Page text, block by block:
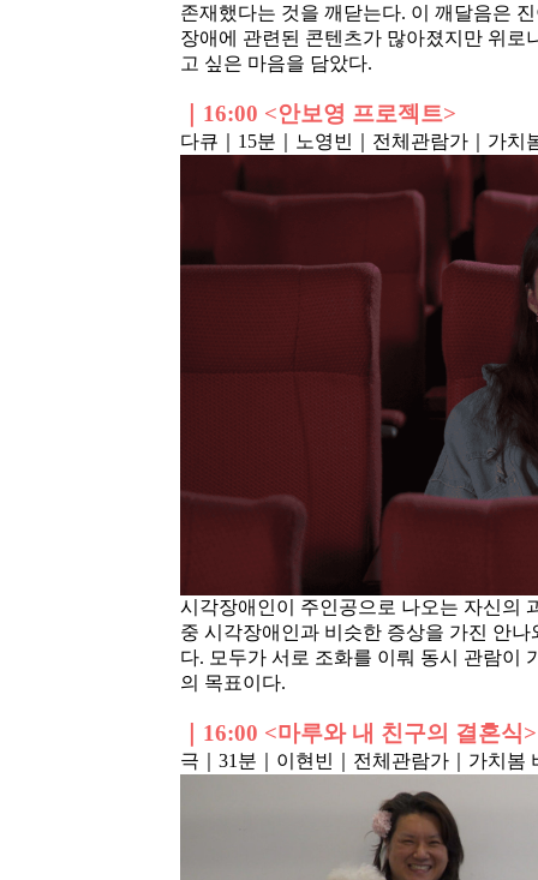
존재했다는 것을 깨닫는다. 이 깨달음은
장애에 관련된 콘텐츠가 많아졌지만 위로
고 싶은 마음을 담았다.
｜16:00 <안보영 프로젝트>
다큐｜15분 ｜노영빈 ｜전체관람가 ｜가치
시각장애인이 주인공으로 나오는 자신의
중 시각장애인과 비슷한 증상을 가진 안
다. 모두가 서로 조화를 이뤄 동시 관람이
의 목표이다.
｜16:00 <마루와 내 친구의 결혼식>
극｜31분 ｜이현빈 ｜전체관람가 ｜가치봄